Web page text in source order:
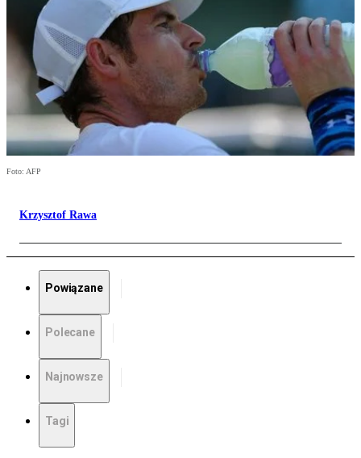
Foto: AFP
Krzysztof Rawa
Powiązane
Polecane
Najnowsze
Tagi